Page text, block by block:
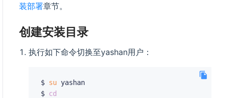
装部署章节。
创建安装目录
执行如下命令切换至yashan用户：
$ su yashan
$ cd